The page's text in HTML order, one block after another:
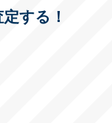
する！